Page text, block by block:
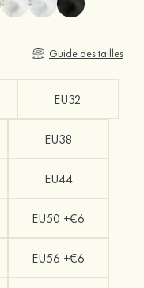
Guide des tailles
EU32
EU38
EU44
EU50 +€6
EU56 +€6